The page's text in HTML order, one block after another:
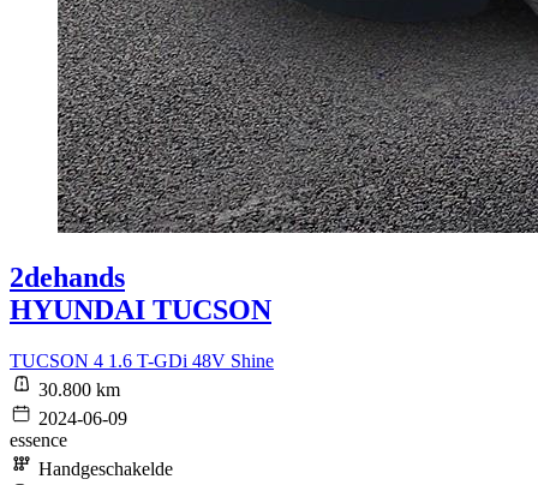
2dehands
HYUNDAI TUCSON
TUCSON 4 1.6 T-GDi 48V Shine
30.800 km
2024-06-09
essence
Handgeschakelde